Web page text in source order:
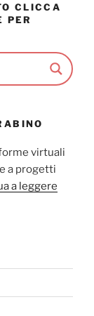
CLICCA
PER
virtuali
a progetti
a leggere